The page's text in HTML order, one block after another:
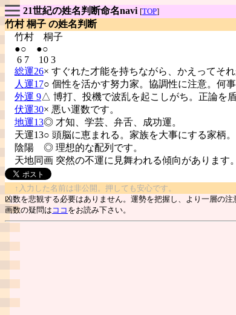
21世紀の姓名判断命名navi [TOP]
竹村 桐子 の姓名判断
竹村 桐子
●○ ●○
6 7 10 3
総運26× すぐれた才能を持ちながら、かえってそ
人運17○ 個性を活かす努力家。協調性に注意。何
外運 9△ 博打、投機で波乱を起こしがち。正論を
伏運30× 悪い運数です。
地運13◎ 才知、学芸、弁舌、成功運。
天運13○ 頭脳に恵まれる。家族を大事にする家柄。
陰陽 ◎ 理想的な配列です。
天地同画 突然の不運に見舞われる傾向があります。
↑入力した名前は非公開。押しても安心です。
凶数を悲観する必要はありません。運勢を把握し、より一層の注
画数の疑問は ココ をお読み下さい。